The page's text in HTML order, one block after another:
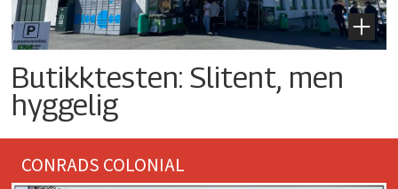
Butikktesten: Slitent, men
hyggelig
CONRADS COLONIAL